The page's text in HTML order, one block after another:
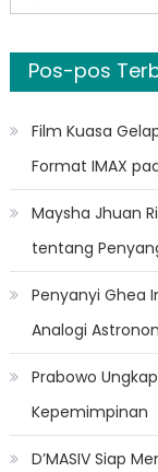
untuk:
Pos-pos
Film Kuasa
Format IMAX
Maysha Jhuan
tentang
Penyanyi Ghea
Analogi
Prabowo
Kepemimpinan
D’MASIV Siap